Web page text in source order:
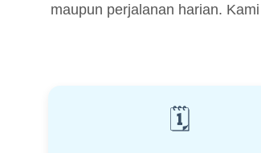
maupun perjalanan harian.
🗓️